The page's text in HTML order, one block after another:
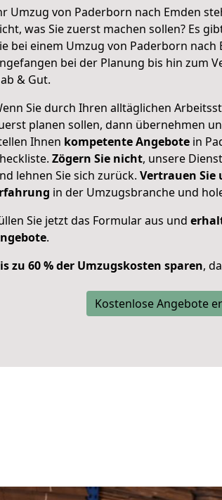
Umzug von Paderborn nach Emden
was Sie zuerst machen sollen? Es
bei einem Umzug von Paderborn nach
bei der Planung bis hin zum
& Gut.
Sie durch Ihren alltäglichen
planen sollen, dann übernehmen
Ihnen kompetente Angebote in
Zögern Sie nicht, unsere
lehnen Sie sich zurück. Vertrauen Sie
in der Umzugsbranche und
Sie jetzt das Formular aus und
.
zu 60 % der Umzugskosten sparen,
Kostenlose Angebote